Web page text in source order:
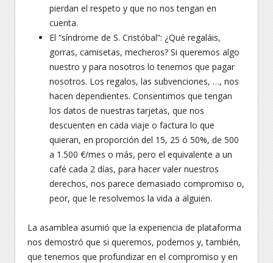
pierdan el respeto y que no nos tengan en
cuenta.
El “síndrome de S. Cristóbal”: ¿Qué regaláis,
gorras, camisetas, mecheros? Si queremos algo
nuestro y para nosotros lo tenemos que pagar
nosotros. Los regalos, las subvenciones, …, nos
hacen dependientes. Consentimos que tengan
los datos de nuestras tarjetas, que nos
descuenten en cada viaje o factura lo que
quieran, en proporción del 15, 25 ó 50%, de 500
a 1.500 €/mes o más, pero el equivalente a un
café cada 2 días, para hacer valer nuestros
derechos, nos parece demasiado compromiso o,
peor, que le resolvemos la vida a alguien.
La asamblea asumió que la experiencia de plataforma
nos demostró que si queremos, podemos y, también,
que tenemos que profundizar en el compromiso y en